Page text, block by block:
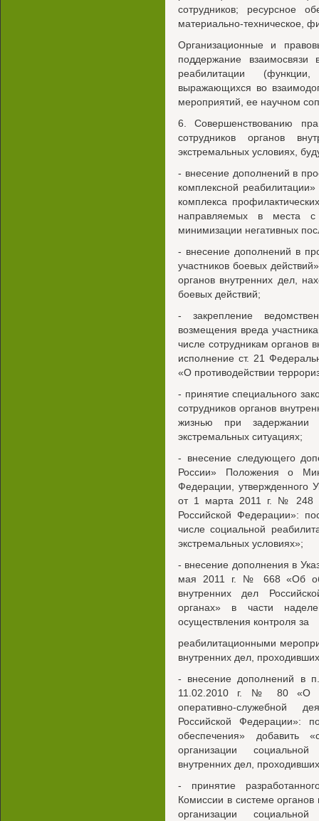
сотрудников; ресурсное
материально-техническое,
Организационные и
поддержание взаимосвязи
реабилитации
выражающихся во
мероприятий, ее научном
6. Совершенствованию
сотрудников органов
экстремальных условиях,
- внесение дополнений в
комплексной
комплекса
направляемых в места с
минимизации негативных
- внесение дополнений в
участников боевых
органов внутренних дел,
боевых действий;
- закрепление
возмещения вреда
числе сотрудникам органов
исполнение ст. 21
«О противодействии
- принятие специального
сотрудников органов
жизнью при задержании
экстремальных ситуациях;
- внесение следующего
России» Положения о
Федерации, утвержденного
от 1 марта 2011 г. № 248
Российской Федерации»:
числе социальной
экстремальных условиях»;
- внесение дополнения в
мая 2011 г. № 668 «Об
внутренних дел
органах» в части
осуществления контроля за
реабилитационными
внутренних дел,
- внесение дополнений в
11.02.2010 г. № 80 «О
оперативно-служебной
Российской Федерации»:
обеспечения» добавить
организации
внутренних дел,
- принятие
Комиссии в системе
организации